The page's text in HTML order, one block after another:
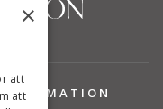
INFORMATION
×
att
att